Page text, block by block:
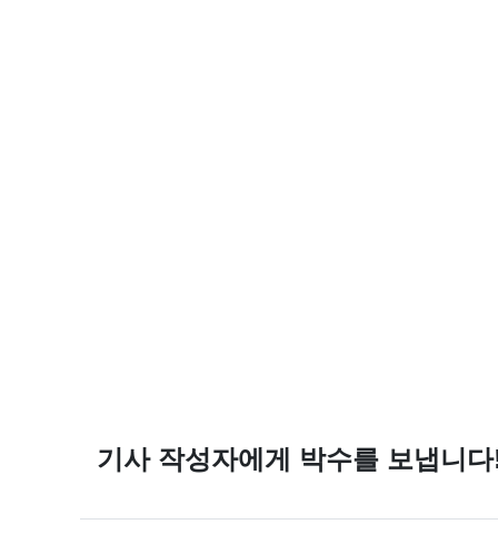
기사 작성자에게 박수를 보냅니